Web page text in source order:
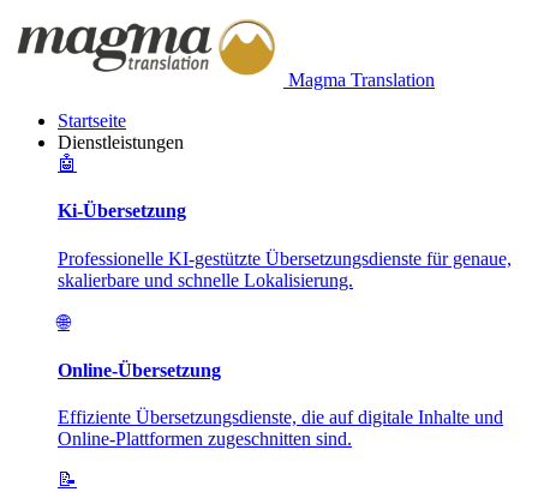
Magma Translation
Startseite
Dienstleistungen
🤖
Ki-Übersetzung
Professionelle KI-gestützte Übersetzungsdienste für genaue,
skalierbare und schnelle Lokalisierung.
🌐
Online-Übersetzung
Effiziente Übersetzungsdienste, die auf digitale Inhalte und
Online-Plattformen zugeschnitten sind.
📝